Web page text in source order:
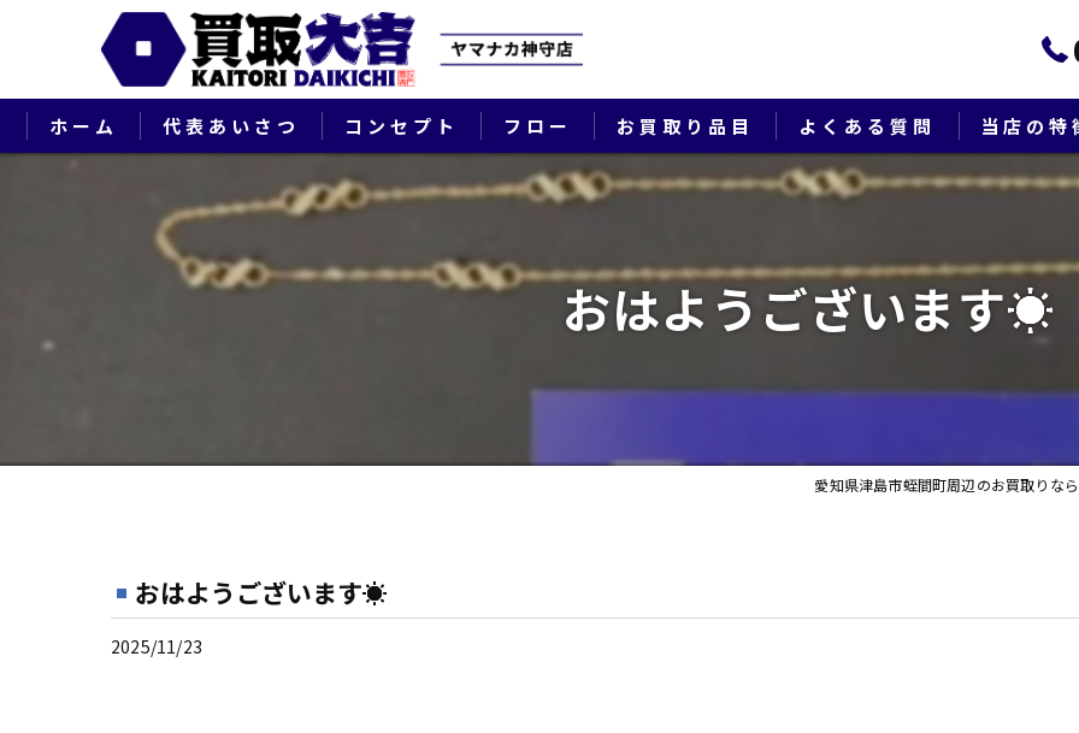
ホーム 代表あいさつ コンセプト フロー お買取り品目 よくある質問 当店の特
貴金属
切手
生前整理・
おはようございます☀
愛知県津島市蛭間町周辺のお買取りな
おはようございます☀
2025/11/23